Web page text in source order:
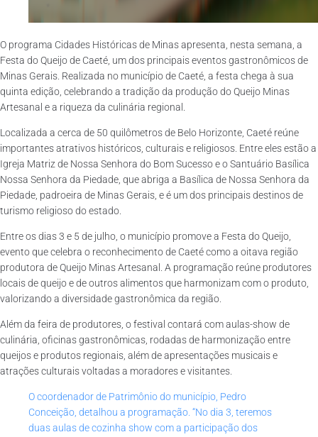
O programa Cidades Históricas de Minas apresenta, nesta semana, a
Festa do Queijo de Caeté, um dos principais eventos gastronômicos de
Minas Gerais. Realizada no município de Caeté, a festa chega à sua
quinta edição, celebrando a tradição da produção do Queijo Minas
Artesanal e a riqueza da culinária regional.
Localizada a cerca de 50 quilômetros de Belo Horizonte, Caeté reúne
importantes atrativos históricos, culturais e religiosos. Entre eles estão a
Igreja Matriz de Nossa Senhora do Bom Sucesso e o Santuário Basílica
Nossa Senhora da Piedade, que abriga a Basílica de Nossa Senhora da
Piedade, padroeira de Minas Gerais, e é um dos principais destinos de
turismo religioso do estado.
Entre os dias 3 e 5 de julho, o município promove a Festa do Queijo,
evento que celebra o reconhecimento de Caeté como a oitava região
produtora de Queijo Minas Artesanal. A programação reúne produtores
locais de queijo e de outros alimentos que harmonizam com o produto,
valorizando a diversidade gastronômica da região.
Além da feira de produtores, o festival contará com aulas-show de
culinária, oficinas gastronômicas, rodadas de harmonização entre
queijos e produtos regionais, além de apresentações musicais e
atrações culturais voltadas a moradores e visitantes.
O coordenador de Patrimônio do município, Pedro
Conceição, detalhou a programação. “No dia 3, teremos
duas aulas de cozinha show com a participação dos